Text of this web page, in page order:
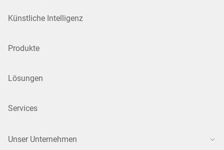
Künstliche Intelligenz
Produkte
Lösungen
Services
Unser Unternehmen